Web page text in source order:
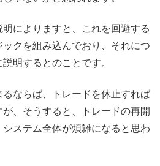
によりますと、これを回避する
クを組み込んでおり、それにつ
明するとのことです。
ならば、トレードを休止すれば
、そうすると、トレードの再開
ステム全体が煩雑になると思わ